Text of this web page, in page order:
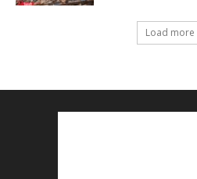
Load more